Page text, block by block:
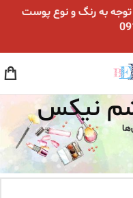
به رنگ و نوع پوست
نیکس
نیکس”